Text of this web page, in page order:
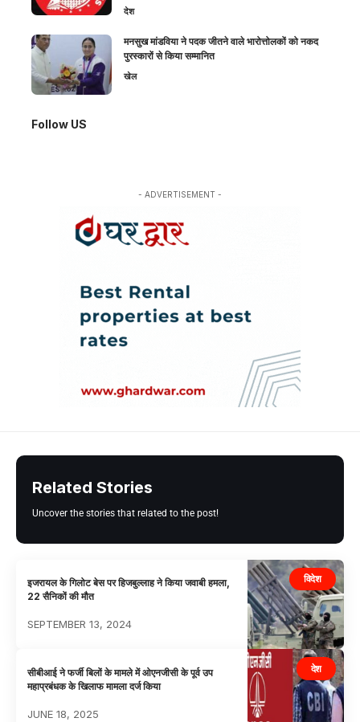
देश
मनसुख मांडविया ने पदक जीतने वाले भारोत्तोलकों को नकद
पुरस्कारों से किया सम्मानित
खेल
Follow US
- ADVERTISEMENT -
Related Stories
Uncover the stories that related to the post!
विदेश
इजरायल के गिलोट बेस पर हिजबुल्लाह ने किया जवाबी हमला,
22 सैनिकों की मौत
SEPTEMBER 13, 2024
देश
सीबीआई ने फर्जी बिलों के मामले में ओएनजीसी के पूर्व उप
महाप्रबंधक के खिलाफ मामला दर्ज किया
JUNE 18, 2025